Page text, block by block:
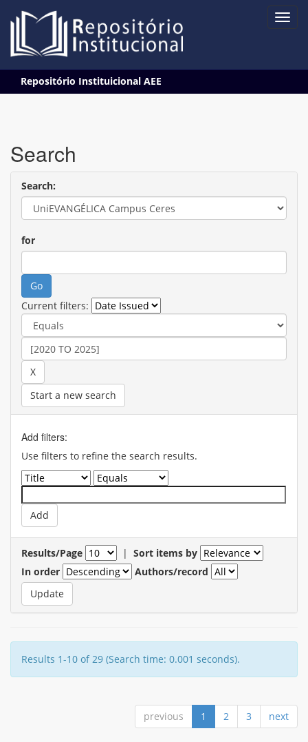
navigation
Repositório Instituicional AEE
Search
Search:
for
Current filters:
Start a new search
Add filters:
Use filters to refine the search results.
Results/Page | Sort items by
In order
Authors/record
Results 1-10 of 29 (Search time: 0.001 seconds).
previous 1 2 3 next